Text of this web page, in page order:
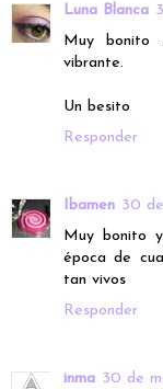
Luna Blanca
Muy bonito
vibrante.
Un besito
Responder
Ibamen 30
Muy bonito
época de
tan vivos
Responder
inma 30 de